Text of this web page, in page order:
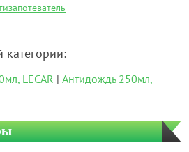
категории:
LECAR | Антидождь 250мл,